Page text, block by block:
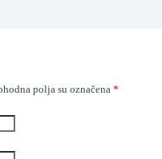
polja su označena *